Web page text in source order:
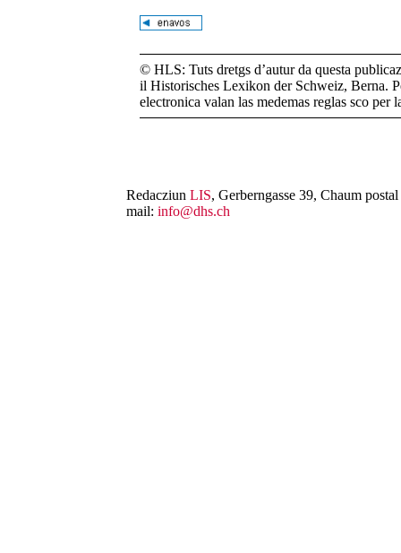
© HLS: Tuts dretgs d’autur da questa
il Historisches Lexikon der Schweiz, Berna.
electronica valan las medemas reglas sco per
Redacziun LIS, Gerberngasse 39, Chaum
mail: info@dhs.ch